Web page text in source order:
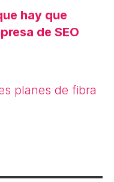
hay que
de SEO
planes de fibra